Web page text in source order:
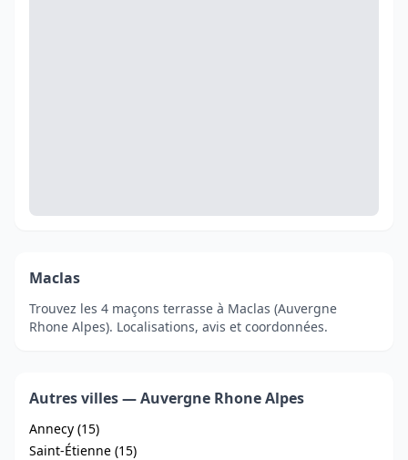
Maclas
Trouvez les 4 maçons terrasse à Maclas (Auvergne
Rhone Alpes). Localisations, avis et coordonnées.
Autres villes — Auvergne Rhone Alpes
Annecy (15)
Saint-Étienne (15)